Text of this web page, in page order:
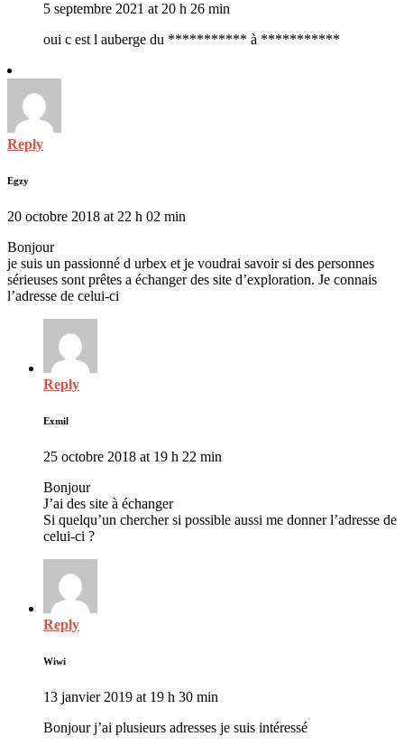
5 septembre 2021 at 20 h 26 min
oui c est l auberge du *********** à ***********
Reply
Egzy
20 octobre 2018 at 22 h 02 min
Bonjour
je suis un passionné d urbex et je voudrai savoir si des personnes
sérieuses sont prêtes a échanger des site d’exploration. Je connais
l’adresse de celui-ci
Reply
Exmil
25 octobre 2018 at 19 h 22 min
Bonjour
J’ai des site à échanger
Si quelqu’un chercher si possible aussi me donner l’adresse de
celui-ci ?
Reply
Wiwi
13 janvier 2019 at 19 h 30 min
Bonjour j’ai plusieurs adresses je suis intéressé